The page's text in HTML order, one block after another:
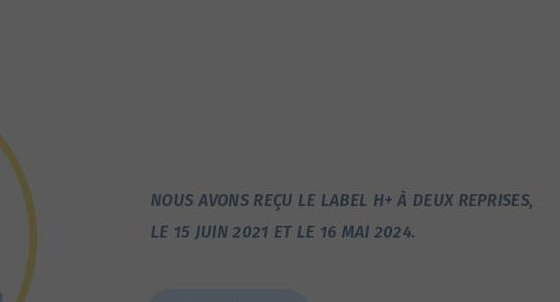
NOUS AVONS REÇU LE LABEL H+ À DEUX REPRISES,
LE 15 JUIN 2021 ET LE 16 MAI 2024.